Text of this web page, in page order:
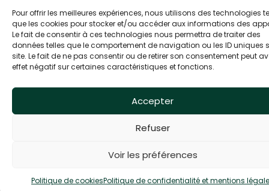
Pour offrir les meilleures expériences, nous utilisons des technologies
que les cookies pour stocker et/ou accéder aux informations des
Le fait de consentir à ces technologies nous permettra de traiter des
données telles que le comportement de navigation ou les ID uniques
site. Le fait de ne pas consentir ou de retirer son consentement peut
effet négatif sur certaines caractéristiques et fonctions.
Accepter
Refuser
Voir les préférences
Politique de cookiesPolitique de confidentialité et mentions